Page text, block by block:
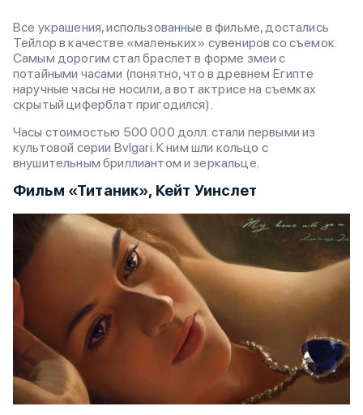
Все украшения, использованные в фильме, достались
Тейлор в качестве «маленьких» сувениров со съемок.
Самым дорогим стал браслет в форме змеи с
потайными часами (понятно, что в древнем Египте
наручные часы не носили, а вот актрисе на съемках
скрытый циферблат пригодился).
Часы стоимостью 500 000 долл. стали первыми из
культовой серии Bvlgari. К ним шли кольцо с
внушительным бриллиантом и зеркальце.
Фильм «Титаник», Кейт Уинслет